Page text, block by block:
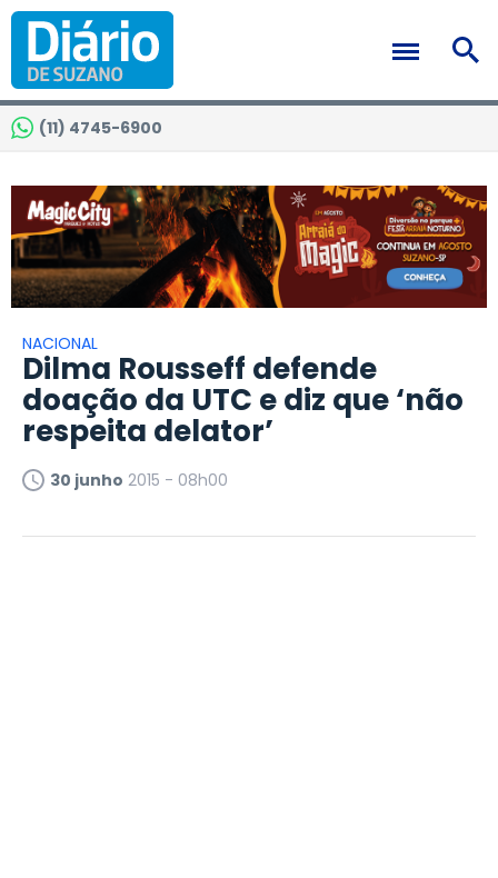
(11) 4745-6900
NACIONAL
Dilma Rousseff defende
doação da UTC e diz que ‘não
respeita delator’
30 junho 2015 - 08h00